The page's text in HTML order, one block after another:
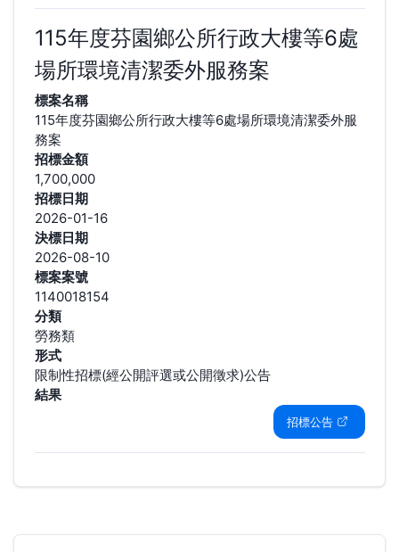
115年度芬園鄉公所行政大樓等6處
場所環境清潔委外服務案
標案名稱
115年度芬園鄉公所行政大樓等6處場所環境清潔委外服
務案
招標金額
1,700,000
招標日期
2026-01-16
決標日期
2026-08-10
標案案號
1140018154
分類
勞務類
形式
限制性招標(經公開評選或公開徵求)公告
結果
招標公告